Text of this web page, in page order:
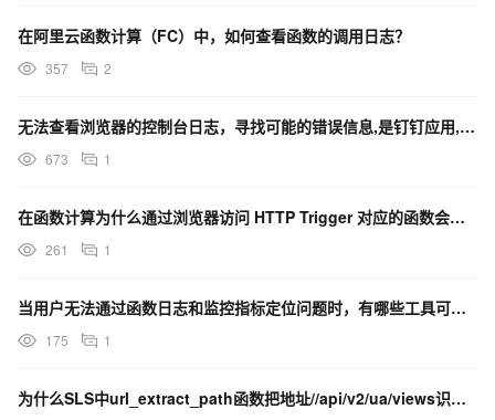
在阿里云函数计算（FC）中，如何查看函数的调用日志？
357 2
无法查看浏览器的控制台日志，寻找可能的错误信息,是钉钉应用,如果在浏览器就会报错当前环境不是钉钉环境
673 1
在函数计算为什么通过浏览器访问 HTTP Trigger 对应的函数会强制下载？
261 1
当用户无法通过函数日志和监控指标定位问题时，有哪些工具可以帮助深入排查？
175 1
为什么SLS中url_extract_path函数把地址//api/v2/ua/views识别错误？